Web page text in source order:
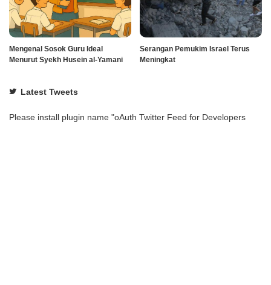
Mengenal Sosok Guru Ideal
Menurut Syekh Husein al-Yamani
Serangan Pemukim Israel Terus
Meningkat
Latest Tweets
Please install plugin name "oAuth Twitter Feed for Developers